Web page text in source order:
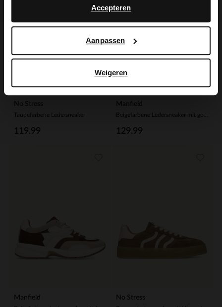
Accepteren
Aanpassen
Weigeren
No Stress
Taupefarbene Ledersneaker
119.99
Manfield
129.99
Manfield No Stress